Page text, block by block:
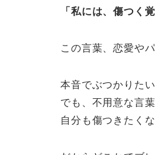
「私には、傷つく
この言葉、恋愛や
本音でぶつかりたい
でも、不用意な言
自分も傷つきたくな